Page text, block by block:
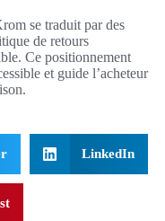
se traduit par des
de retours
Ce positionnement
et guide l’acheteur
LinkedIn